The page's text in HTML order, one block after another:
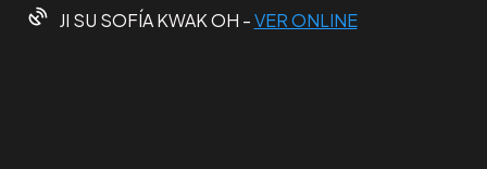
JI SU SOFÍA KWAK OH -VER ONLINE